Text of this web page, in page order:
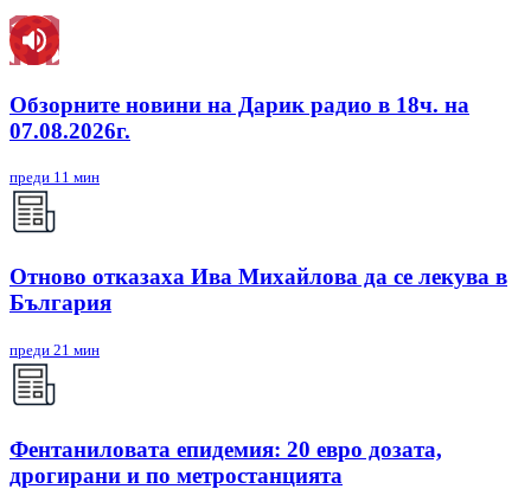
Обзорните новини на Дарик радио в 18ч. на
07.08.2026г.
преди 11 мин
Отново отказаха Ива Михайлова да се лекува в
България
преди 21 мин
Фентаниловата епидемия: 20 евро дозата,
дрогирани и по метростанцията